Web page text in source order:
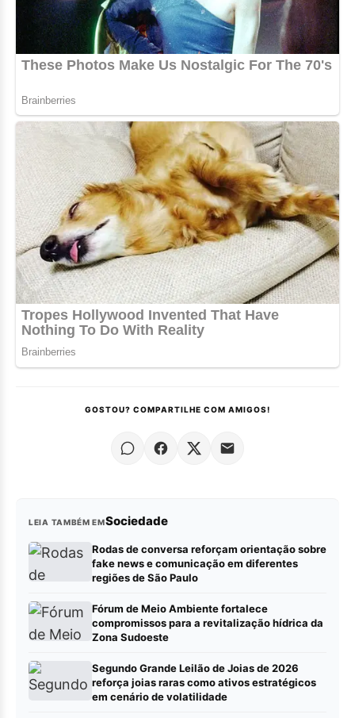
GOSTOU? COMPARTILHE COM AMIGOS!
LEIA TAMBÉM EMSociedade
Rodas de conversa reforçam orientação sobre
fake news e comunicação em diferentes
regiões de São Paulo
Fórum de Meio Ambiente fortalece
compromissos para a revitalização hídrica da
Zona Sudoeste
Segundo Grande Leilão de Joias de 2026
reforça joias raras como ativos estratégicos
em cenário de volatilidade